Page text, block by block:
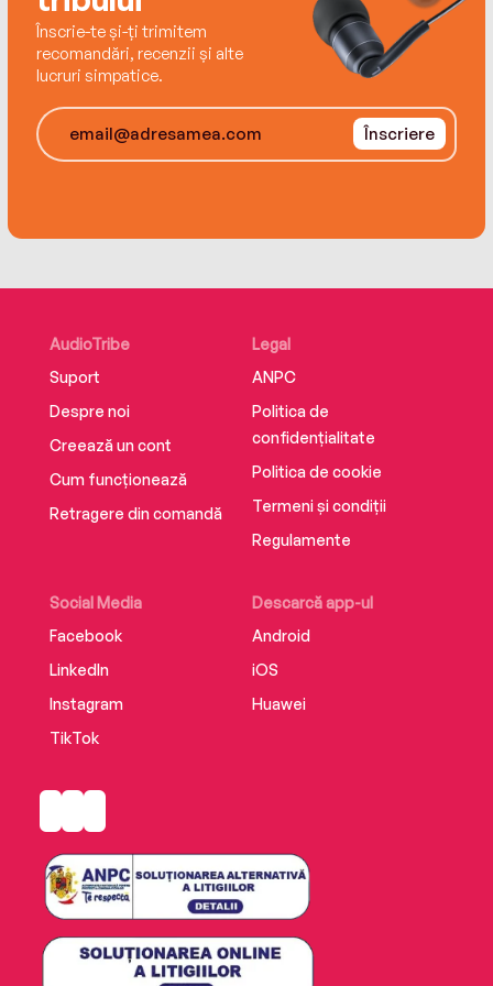
concludes in WAR LORD, the magnificent finale
to the Last Kingdom series.
Înscrie-te și-ți trimitem
recomandări, recenzii și alte
lucruri simpatice.
Înscriere
AudioTribe
Suport
Despre noi
Creează un cont
Cum funcționează
Retragere din comandă
Social Media
Facebook
LinkedIn
Instagram
TikTok
Descarcă app-ul
Android
iOS
Huawei
Legal
ANPC
Politica de
confidențialitate
Politica de cookie
Termeni și condiții
Regulamente